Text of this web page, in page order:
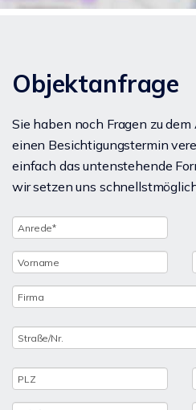
Objektanfrage
Sie haben noch Fragen zu
einen Besichtigungstermin
einfach das untenstehende
wir setzen uns